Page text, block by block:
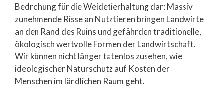
Bedrohung für die Weidetierhaltung dar: Massiv
zunehmende Risse an Nutztieren bringen Landwirte
an den Rand des Ruins und gefährden traditionelle,
ökologisch wertvolle Formen der Landwirtschaft.
Wir können nicht länger tatenlos zusehen, wie
ideologischer Naturschutz auf Kosten der
Menschen im ländlichen Raum geht.